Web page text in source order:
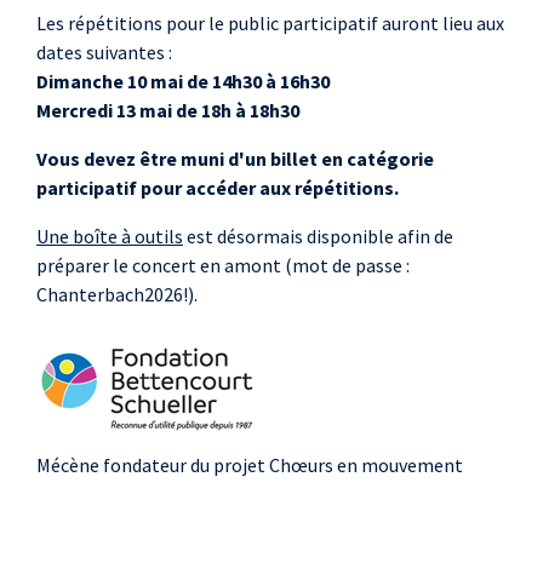
Les répétitions pour le public participatif auront lieu aux
dates suivantes :
Dimanche 10 mai de 14h30 à 16h30
Mercredi 13 mai de 18h à 18h30
Vous devez être muni d'un billet en catégorie
participatif pour accéder aux répétitions.
Une boîte à outils est désormais disponible afin de
préparer le concert en amont (mot de passe :
Chanterbach2026!).
Mécène fondateur du projet Chœurs en mouvement